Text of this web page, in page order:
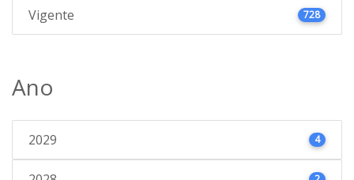
Vigente 728
Ano
2029 4